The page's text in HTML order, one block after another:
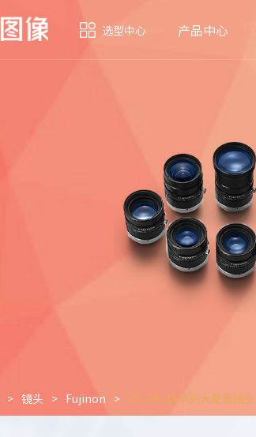
选型中心 产品中心
> 镜头 > Fujinon > CF-ZA-1S系列大靶面镜头